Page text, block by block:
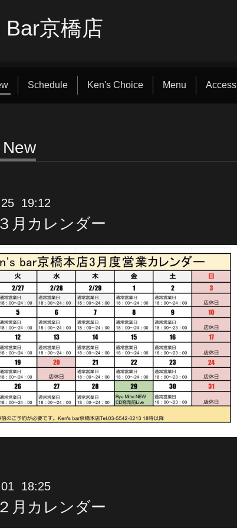
Bar京橋店
Schedule Ken's Choice Menu Access
25 19:12
月カレンダー
01 18:25
月カレンダー